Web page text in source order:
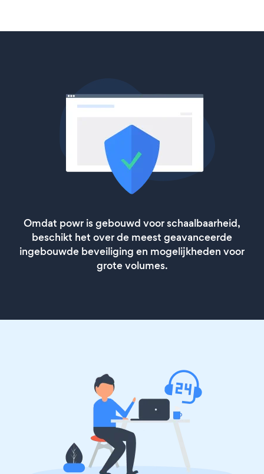
Omdat powr is gebouwd voor schaalbaarheid,
beschikt het over de meest geavanceerde
ingebouwde beveiliging en mogelijkheden voor
grote volumes.